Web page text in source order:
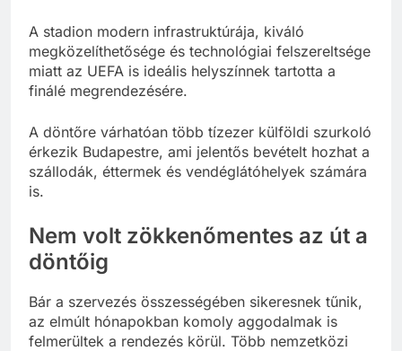
A stadion modern infrastruktúrája, kiváló
megközelíthetősége és technológiai felszereltsége
miatt az UEFA is ideális helyszínnek tartotta a
finálé megrendezésére.
A döntőre várhatóan több tízezer külföldi szurkoló
érkezik Budapestre, ami jelentős bevételt hozhat a
szállodák, éttermek és vendéglátóhelyek számára
is.
Nem volt zökkenőmentes az út a
döntőig
Bár a szervezés összességében sikeresnek tűnik,
az elmúlt hónapokban komoly aggodalmak is
felmerültek a rendezés körül. Több nemzetközi